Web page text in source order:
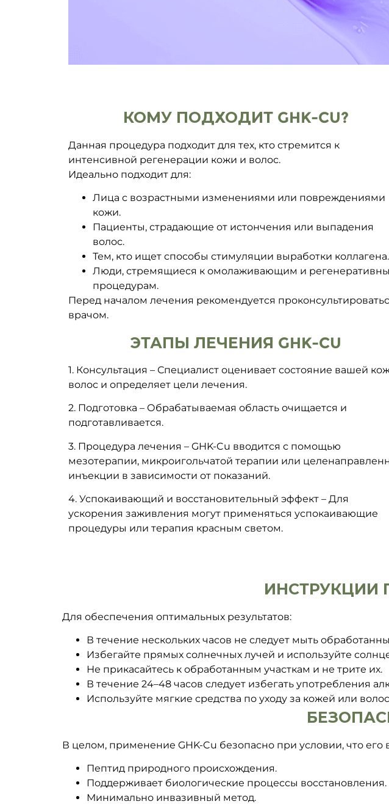
КОМУ ПОДХОДИТ GHK-CU?
Данная процедура подходит для тех, кто стремится к
интенсивной регенерации кожи и волос.
Идеально подходит для:
Лица с возрастными изменениями или повреждениями
кожи.
Пациенты, страдающие от истончения или выпадения
волос.
Тем, кто ищет способы стимуляции выработки коллагена.
Люди, стремящиеся к омолаживающим и
процедурам.
Перед началом лечения рекомендуется
врачом.
ЭТАПЫ ЛЕЧЕНИЯ GHK-CU
1. Консультация – Специалист оценивает состояние вашей
волос и определяет цели лечения.
2. Подготовка – Обрабатываемая область очищается и
подготавливается.
3. Процедура лечения – GHK-Cu вводится с помощью
мезотерапии, микроигольчатой терапии или
инъекции в зависимости от показаний.
4. Успокаивающий и восстановительный эффект – Для
ускорения заживления могут применяться успокаивающие
процедуры или терапия красным светом.
ИНСТРУКЦИИ
Для обеспечения оптимальных результатов:
В течение нескольких часов не следует мыть
Избегайте прямых солнечных лучей и используйте
Не прикасайтесь к обработанным участкам и не трите их.
В течение 24–48 часов следует избегать употребления
Используйте мягкие средства по уходу за кожей или
В целом, применение GHK-Cu безопасно при условии, что
Пептид природного происхождения.
Поддерживает биологические процессы восстановления.
Минимально инвазивный метод.